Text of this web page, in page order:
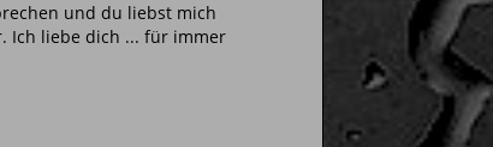
und du liebst mich
Ich liebe dich ... für immer